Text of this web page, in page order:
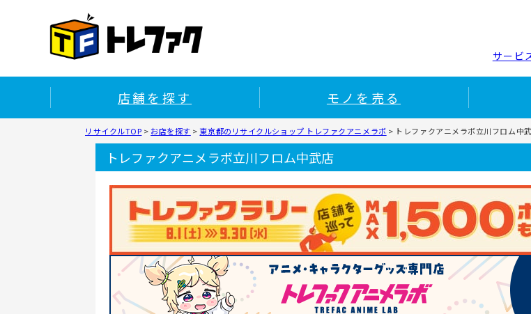
サービ
店舗を探す モノを売る
リサイクルTOP > お店を探す > 東京都のリサイクルショップ トレファクアニメラボ > トレファクアニメラボ立川フロム中
トレファクアニメラボ立川フロム中武店